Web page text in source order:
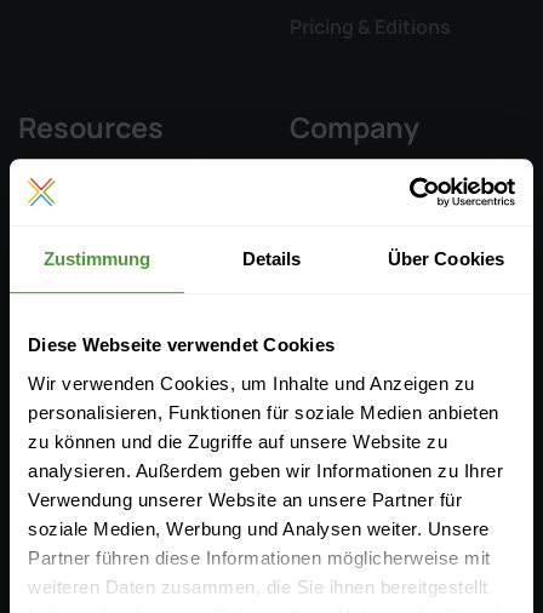
Zustimmung Details Über Cookies
Diese Webseite verwendet Cookies
Wir verwenden Cookies, um Inhalte und Anzeigen zu
personalisieren, Funktionen für soziale Medien anbieten
zu können und die Zugriffe auf unsere Website zu
analysieren. Außerdem geben wir Informationen zu Ihrer
Verwendung unserer Website an unsere Partner für
soziale Medien, Werbung und Analysen weiter. Unsere
Partner führen diese Informationen möglicherweise mit
weiteren Daten zusammen, die Sie ihnen bereitgestellt
Pricing & Editions
Resources
Documentation
Submit a Ticket
Project Management
Knowledge
Company
InLoox Media Center
Latest in InLoox Blog